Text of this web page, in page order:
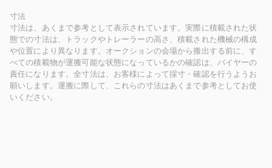
寸法
寸法は、あくまで参考として表示されています。実際に積載された状
態での寸法は、トラックやトレーラーの高さ、積載された機械の構成
や位置により異なります。オークションの会場から搬出する前に、す
べての積載物が運搬可能な状態になっているかの確認は、バイヤーの
責任になります。全寸法は、お客様によって採寸・確認を行うようお
願いします。運搬に際して、これらの寸法はあくまで参考としてお使
いください。